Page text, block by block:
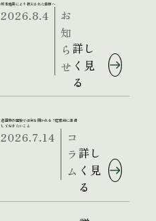
熊本地震により被災された皆様へ
2026.8.4
お
知
ら
せ
詳し
く見
る
造園業の面接では何を聞かれる？応募前に準備
しておきたいこと
2026.7.14
コ
ラ
ム
詳し
く見
る